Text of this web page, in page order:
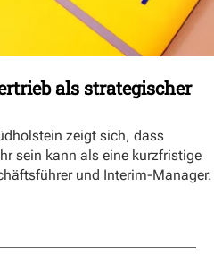
als strategischer
zeigt sich, dass
sein kann als eine kurzfristige
und Interim-Manager.